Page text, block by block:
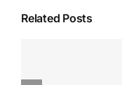
Related Posts